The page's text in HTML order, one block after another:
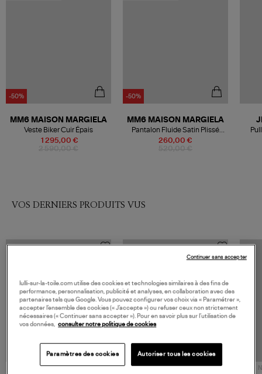
-50%
1 295,00 €
MM6 MAISON MARGIELA
Veste Biker Cuir Épais
-50%
260,00 €
MM6 MAISON MARGIELA
Pantalon Fluide Satin Plissé
Noir
VOS DERNIERS PRODUITS VUS
NOUVELLE COLLECTION
lulli-sur-la-toile.com utilise des cookies et technologies similaires à des fins de
performance, personnalisation, publicité et analyses, en collaboration avec des
partenaires tels que Google. Vous pouvez configurer vos choix via « Paramétrer »,
accepter l’ensemble des cookies (« J’accepte ») ou refuser ceux non strictement
nécessaires (« Continuer sans accepter »). Pour en savoir plus sur l’utilisation de
vos données,
consulter notre politique de cookies
Paramètres des cookies Autoriser tous les cookies
Continuer sans accepter